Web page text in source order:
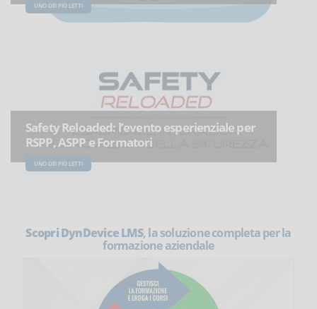
UNO DEI PIÙ LETTI
Safety Reloaded: l’evento esperienziale per
RSPP, ASPP e Formatori
UNO DEI PIÙ LETTI
Scopri DynDevice LMS, la soluzione completa per la
formazione aziendale